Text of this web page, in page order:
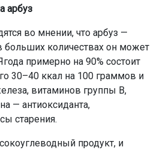
арбуз
во мнении, что арбуз —
больших количествах он может
примерно на 90% состоит
30–40 ккал на 100 граммов и
витаминов группы В,
— антиоксиданта,
старения.
продукт, и